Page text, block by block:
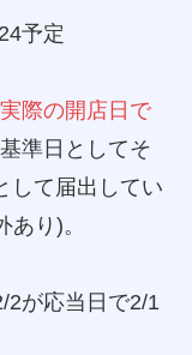
予定
際の開店日で
準日としてそ
して届出してい
り)。
が応当日で2/1